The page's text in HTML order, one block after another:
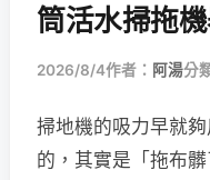
筒活水掃拖
2026/8/4作者： 阿湯分
掃地機的吸力早就
的，其實是「拖布